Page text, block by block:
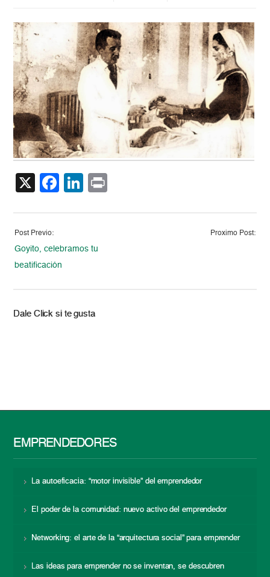
X Facebook
LinkedIn
Post Previo:
Goyito, celebramos tu
beatificación
Proximo Post:
Dale Click si te gusta
EMPRENDEDORES
La autoeficacia: “motor invisible” del emprendedor
El poder de la comunidad: nuevo activo del emprendedor
Networking: el arte de la “arquitectura social” para emprender
Las ideas para emprender no se inventan, se descubren